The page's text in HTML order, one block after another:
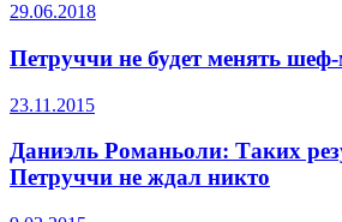
29.06.2018
Петруччи не будет менять
23.11.2015
Даниэль Романьоли: Таких
Петруччи не ждал никто